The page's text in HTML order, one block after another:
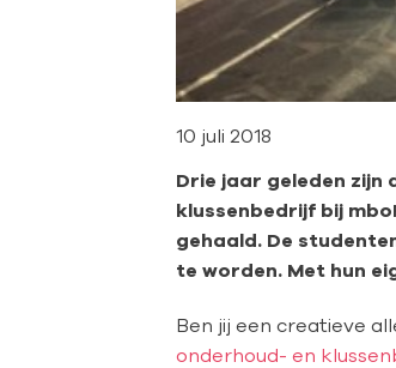
10 juli 2018
Drie jaar geleden
klussenbedrijf bij
gehaald. De
te worden. Met hun
Ben jij een creatieve
onderhoud- en